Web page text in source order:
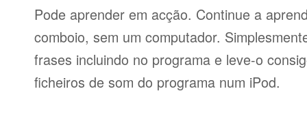
Pode aprender em acção. Continue a
comboio, sem um computador.
frases incluindo no programa e leve-o
ficheiros de som do programa num iPod.